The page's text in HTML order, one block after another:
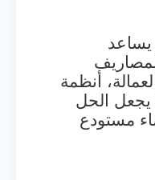
أنظمة
يجعل الحل
مستودع